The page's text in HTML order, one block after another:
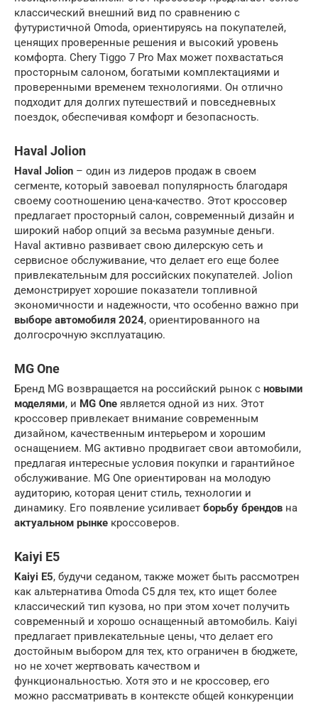
классический внешний вид по сравнению с
футуристичной Omoda, ориентируясь на покупателей,
ценящих проверенные решения и высокий уровень
комфорта. Chery Tiggo 7 Pro Max может похвастаться
просторным салоном, богатыми комплектациями и
проверенными временем технологиями. Он отлично
подходит для долгих путешествий и повседневных
поездок, обеспечивая комфорт и безопасность.
Haval Jolion
Haval Jolion – один из лидеров продаж в своем
сегменте, который завоевал популярность благодаря
своему соотношению цена-качество. Этот кроссовер
предлагает просторный салон, современный дизайн и
широкий набор опций за весьма разумные деньги.
Haval активно развивает свою дилерскую сеть и
сервисное обслуживание, что делает его еще более
привлекательным для российских покупателей. Jolion
демонстрирует хорошие показатели топливной
экономичности и надежности, что особенно важно при
выборе автомобиля 2024, ориентированного на
долгосрочную эксплуатацию.
MG One
Бренд MG возвращается на российский рынок с новыми
моделями, и MG One является одной из них. Этот
кроссовер привлекает внимание современным
дизайном, качественным интерьером и хорошим
оснащением. MG активно продвигает свои автомобили,
предлагая интересные условия покупки и гарантийное
обслуживание. MG One ориентирован на молодую
аудиторию, которая ценит стиль, технологии и
динамику. Его появление усиливает борьбу брендов на
актуальном рынке кроссоверов.
Kaiyi E5
Kaiyi E5, будучи седаном, также может быть рассмотрен
как альтернатива Omoda C5 для тех, кто ищет более
классический тип кузова, но при этом хочет получить
современный и хорошо оснащенный автомобиль. Kaiyi
предлагает привлекательные цены, что делает его
достойным выбором для тех, кто ограничен в бюджете,
но не хочет жертвовать качеством и
функциональностью. Хотя это и не кроссовер, его
можно рассматривать в контексте общей конкуренции